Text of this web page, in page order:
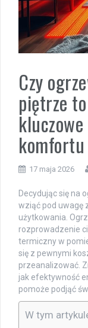
Czy
piętrze
komfortu
17 maja 2026
Decydując się na
wziąć pod uwagę
użytkowania.
rozprowadzenie
termiczny w
się z pewnymi
przeanalizować.
jak efektywność
pomoże podjąć
W tym